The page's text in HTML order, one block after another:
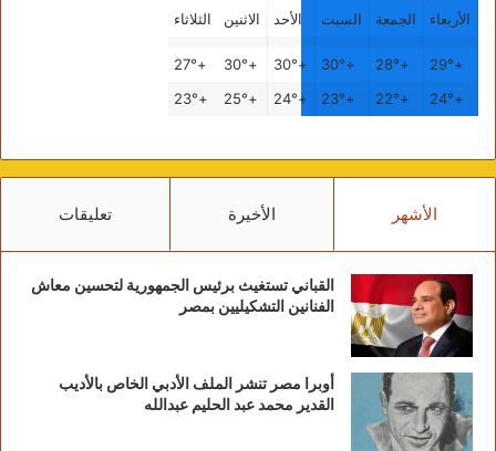
الأربعاء
الجمعة السبت الأحد الاثنين الثلاثاء
+
29°
+
28°
+
30°
+
30°
+
30°
+
27°
+
24°
+
22°
+
23°
+
24°
+
25°
+
23°
الأشهر الأخيرة تعليقات
القباني تستغيث برئيس الجمهورية لتحسين معاش
الفنانين التشكيليين بمصر
أوبرا مصر تنشر الملف الأدبي الخاص بالأديب
القدير محمد عبد الحليم عبدالله